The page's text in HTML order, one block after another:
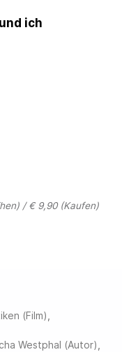
ich
/ € 9,90 (Kaufen)
(Film)
Westphal (Autor)